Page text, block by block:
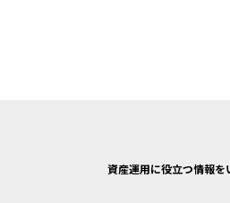
資産運用に役立つ情報を